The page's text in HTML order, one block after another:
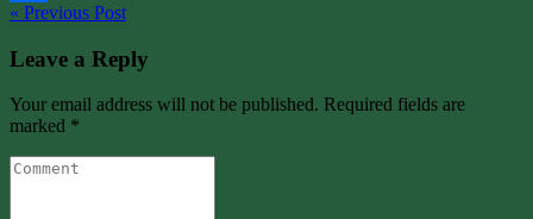
Share
« Previous Post
Leave a Reply
Your email address will not be published. Required fields are
marked *